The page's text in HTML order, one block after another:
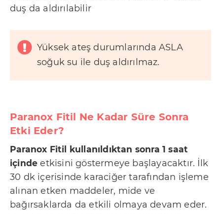
duş da aldırılabilir
Yüksek ateş durumlarında ASLA
soğuk su ile duş aldırılmaz.
Paranox Fitil Ne Kadar Süre Sonra
Etki Eder?
Paranox Fitil kullanıldıktan sonra 1 saat
içinde etkisini göstermeye başlayacaktır. İlk
30 dk içerisinde karaciğer tarafından işleme
alınan etken maddeler, mide ve
bağırsaklarda da etkili olmaya devam eder.